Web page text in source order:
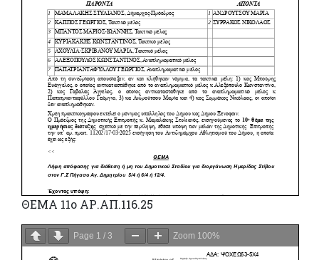
ΘΕΜΑ 11ο ΑΡ.ΑΠ.116.25
Page 1 / 3 Zoom 100%